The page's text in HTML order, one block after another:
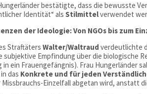
bestätigte, dass die bewusste
Identität“ alsStilmittelverwendet
der Ideologie: Von NGOs bis zum
StraftätersWalter/Waltraud verdeutlichte
subjektive Empfindung über die biologische
in ein Frauengefängnis). Frau Hungerländer
das Konkrete und für jeden
Missbrauchs-Einzelfall abgetan wird, anstatt